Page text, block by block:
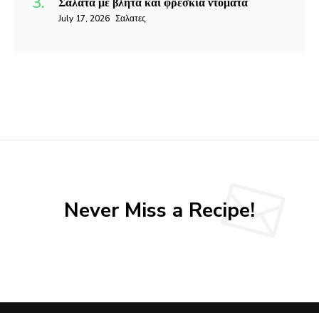
July 17, 2026 Σαλατες
Never Miss a Recipe!